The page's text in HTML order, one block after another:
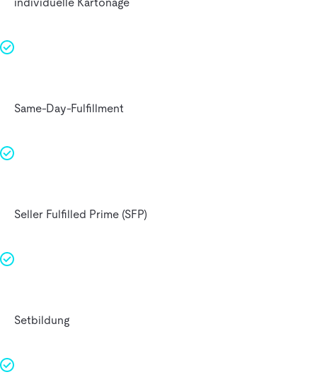
individuelle Kartonage
Same-Day-Fulfillment
Seller Fulfilled Prime (SFP)
Setbildung